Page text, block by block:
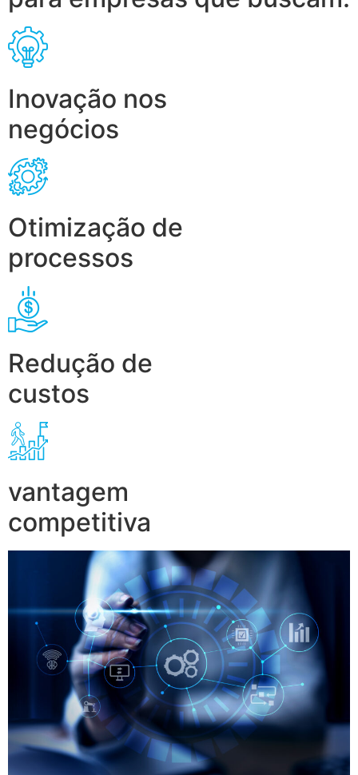
Inovação nos
negócios
Otimização de
processos
Redução de
custos
vantagem
competitiva